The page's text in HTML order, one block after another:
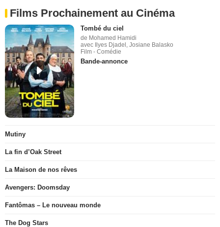
Films Prochainement au Cinéma
Tombé du ciel
de Mohamed Hamidi
avec Ilyes Djadel, Josiane Balasko
Film - Comédie
Bande-annonce
Mutiny
La fin d’Oak Street
La Maison de nos rêves
Avengers: Doomsday
Fantômas – Le nouveau monde
The Dog Stars